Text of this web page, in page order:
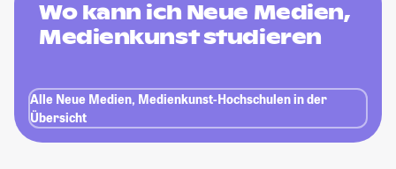
Wo kann ich Neue Medien,
Medienkunst studieren
Alle Neue Medien, Medienkunst-Hochschulen in der
Übersicht